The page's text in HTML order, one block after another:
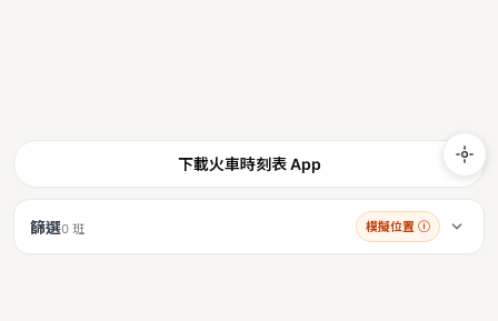
下載火車時刻表 App
篩選0 班 模擬位置 ⓘ